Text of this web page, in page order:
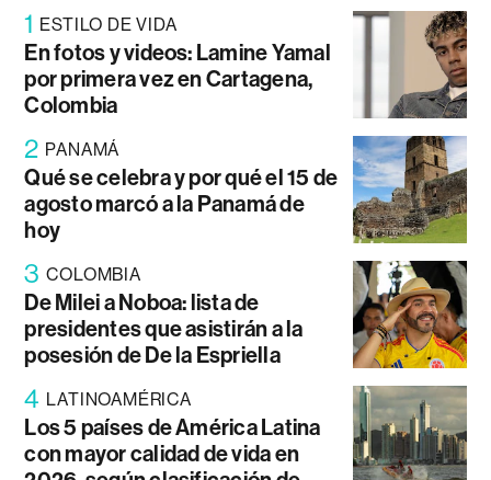
1 ESTILO DE VIDA
En fotos y videos: Lamine Yamal
por primera vez en Cartagena,
Colombia
2 PANAMÁ
Qué se celebra y por qué el 15 de
agosto marcó a la Panamá de
hoy
3 COLOMBIA
De Milei a Noboa: lista de
presidentes que asistirán a la
posesión de De la Espriella
4 LATINOAMÉRICA
Los 5 países de América Latina
con mayor calidad de vida en